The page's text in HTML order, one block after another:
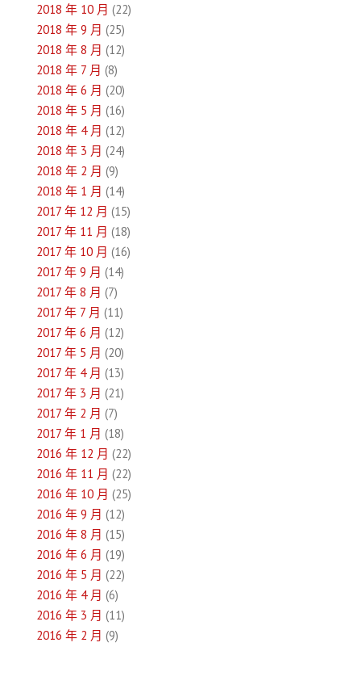
2018 年 10 月 (22)
2018 年 9 月 (25)
2018 年 8 月 (12)
2018 年 7 月 (8)
2018 年 6 月 (20)
2018 年 5 月 (16)
2018 年 4 月 (12)
2018 年 3 月 (24)
2018 年 2 月 (9)
2018 年 1 月 (14)
2017 年 12 月 (15)
2017 年 11 月 (18)
2017 年 10 月 (16)
2017 年 9 月 (14)
2017 年 8 月 (7)
2017 年 7 月 (11)
2017 年 6 月 (12)
2017 年 5 月 (20)
2017 年 4 月 (13)
2017 年 3 月 (21)
2017 年 2 月 (7)
2017 年 1 月 (18)
2016 年 12 月 (22)
2016 年 11 月 (22)
2016 年 10 月 (25)
2016 年 9 月 (12)
2016 年 8 月 (15)
2016 年 6 月 (19)
2016 年 5 月 (22)
2016 年 4 月 (6)
2016 年 3 月 (11)
2016 年 2 月 (9)